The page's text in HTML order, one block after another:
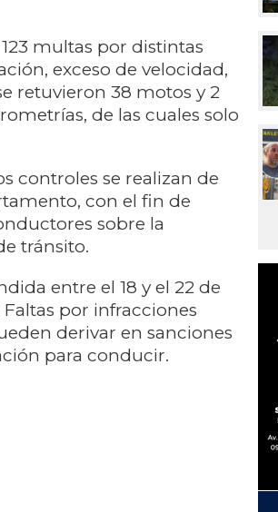
multas por distintas
exceso de velocidad,
retuvieron 38 motos y 2
de las cuales solo
controles se realizan de
con el fin de
sobre la
tránsito.
entre el 18 y el 22 de
por infracciones
derivar en sanciones
para conducir.